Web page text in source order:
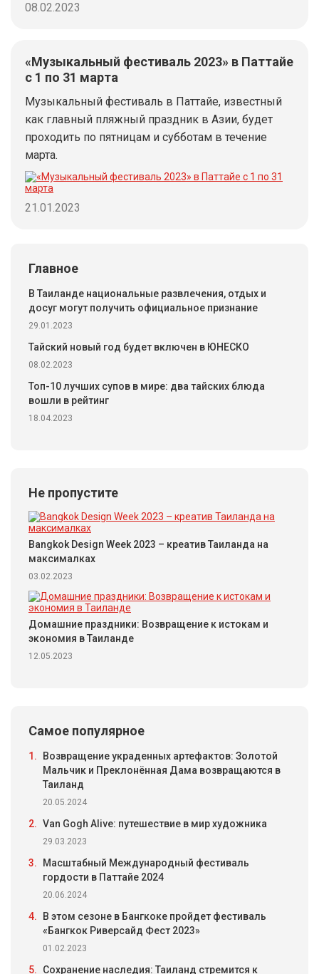
08.02.2023
«Музыкальный фестиваль 2023» в Паттайе
с 1 по 31 марта
Музыкальный фестиваль в Паттайе, известный
как главный пляжный праздник в Азии, будет
проходить по пятницам и субботам в течение
марта.
21.01.2023
Главное
В Таиланде национальные развлечения, отдых и
досуг могут получить официальное признание
29.01.2023
Тайский новый год будет включен в ЮНЕСКО
08.02.2023
Топ-10 лучших супов в мире: два тайских блюда
вошли в рейтинг
18.04.2023
Не пропустите
Bangkok Design Week 2023 – креатив Таиланда на
максималках
03.02.2023
Домашние праздники: Возвращение к истокам и
экономия в Таиланде
12.05.2023
Самое популярное
1.
Возвращение украденных артефактов: Золотой
Мальчик и Преклонённая Дама возвращаются в
Таиланд
20.05.2024
2. Van Gogh Alive: путешествие в мир художника
29.03.2023
3.
Масштабный Международный фестиваль
гордости в Паттайе 2024
20.06.2024
4.
В этом сезоне в Бангкоке пройдет фестиваль
«Бангкок Риверсайд Фест 2023»
01.02.2023
5. Сохранение наследия: Таиланд стремится к